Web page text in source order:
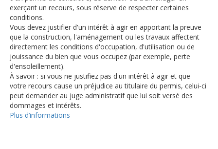
exerçant un recours, sous réserve de respecter certaines
conditions.
Vous devez justifier d'un intérêt à agir en apportant la preuve
que la construction, l'aménagement ou les travaux affectent
directement les conditions d'occupation, d'utilisation ou de
jouissance du bien que vous occupez (par exemple, perte
d'ensoleillement).
À savoir : si vous ne justifiez pas d'un intérêt à agir et que
votre recours cause un préjudice au titulaire du permis, celui-ci
peut demander au juge administratif que lui soit versé des
dommages et intérêts.
Plus d’informations